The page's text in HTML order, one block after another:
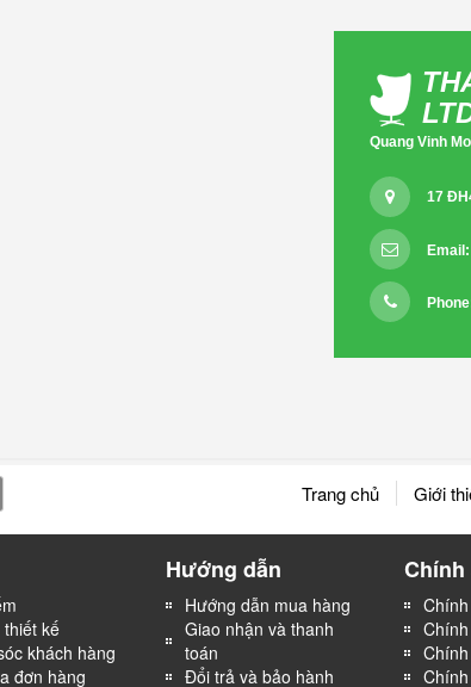
Quang Vinh
17
Trang chủ Giới
kế
khách hàng
đơn hàng
Hướng dẫn
Hướng dẫn mua hàng
Giao nhận và thanh
toán
Đổi trả và bảo hành
Chính